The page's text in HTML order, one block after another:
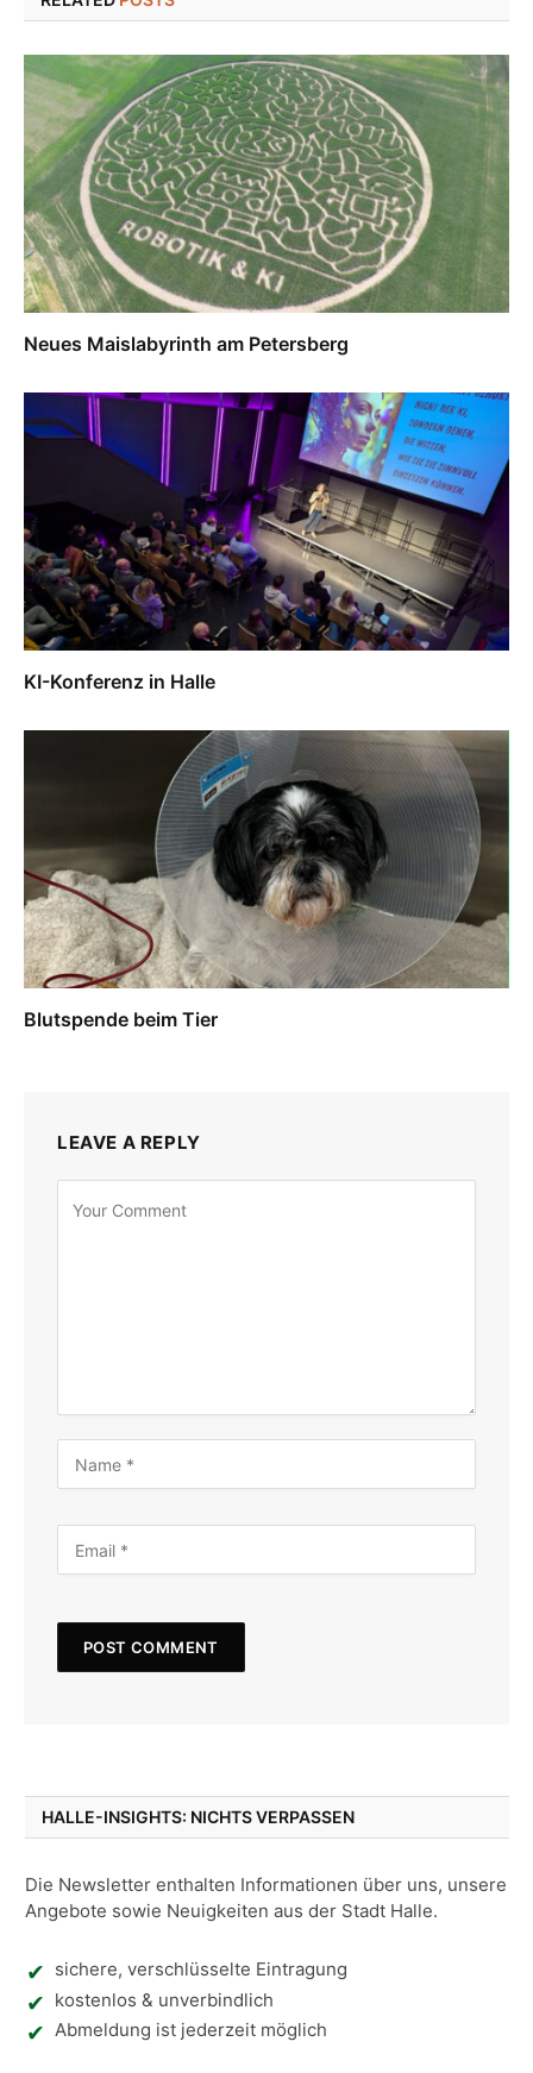
Neues Maislabyrinth am Petersberg
KI-Konferenz in Halle
Blutspende beim Tier
LEAVE A REPLY
HALLE-INSIGHTS: NICHTS VERPASSEN
Die Newsletter enthalten Informationen über uns, unsere
Angebote sowie Neuigkeiten aus der Stadt Halle.
sichere, verschlüsselte Eintragung
kostenlos & unverbindlich
Abmeldung ist jederzeit möglich